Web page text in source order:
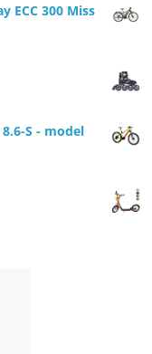
ECC 300 Miss
S - model